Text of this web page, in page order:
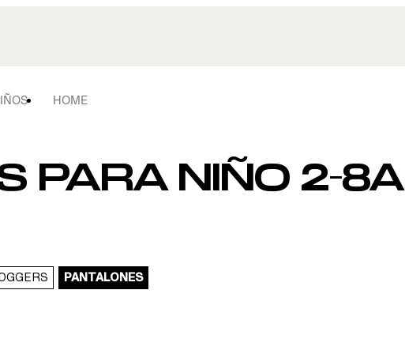
HOME
PARA NIÑO 2-8A
PANTALONES